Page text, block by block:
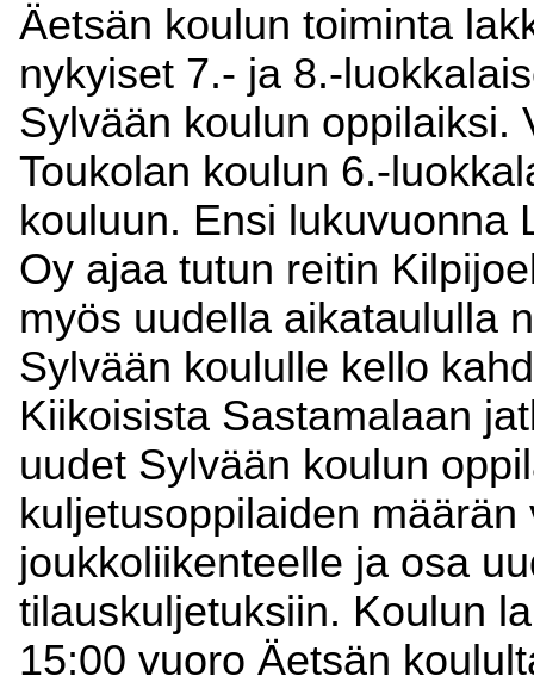
Äetsän koulun toiminta
nykyiset 7.- ja 8.-
Sylvään koulun oppilaiksi.
Toukolan koulun 6.-
kouluun. Ensi lukuvuonna
Oy ajaa tutun reitin
myös uudella aikataululla
Sylvään koululle kello
Kiikoisista Sastamalaan
uudet Sylvään koulun
kuljetusoppilaiden
joukkoliikenteelle ja osa
tilauskuljetuksiin. Koulun
15:00 vuoro Äetsän